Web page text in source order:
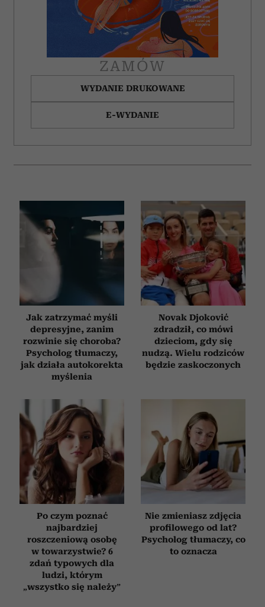
Partnerzy mogą połączyć te informacje z innymi danymi
otrzymanymi od Ciebie lub uzyskanymi podczas
korzystania z ich usług.
ZAMÓW
WYDANIE DRUKOWANE
E-WYDANIE
Jak zatrzymać myśli
depresyjne, zanim
rozwinie się choroba?
Psycholog tłumaczy,
jak działa autokorekta
myślenia
Novak Djoković
zdradził, co mówi
dzieciom, gdy się
nudzą. Wielu rodziców
będzie zaskoczonych
Po czym poznać
najbardziej
roszczeniową osobę
w towarzystwie? 6
zdań typowych dla
ludzi, którym
„wszystko się należy”
Nie zmieniasz zdjęcia
profilowego od lat?
Psycholog tłumaczy, co
to oznacza